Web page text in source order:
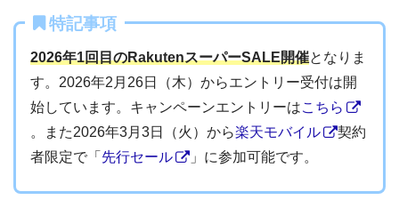
特記事項
2026年1回目のRakutenスーパーSALE開催となりま
す。2026年2月26日（木）からエントリー受付は開
始しています。キャンペーンエントリーはこちら
。また2026年3月3日（火）から楽天モバイル
契約
者限定で「 先行セール 」に参加可能です。